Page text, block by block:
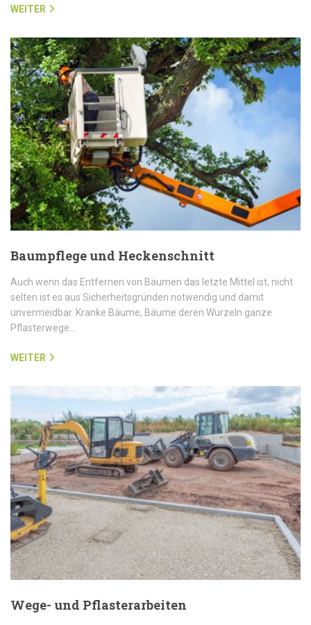
WEITER
Baumpflege und Heckenschnitt
Auch wenn das Entfernen von Bäumen das letzte Mittel ist, nicht
selten ist es aus Sicherheitsgründen notwendig und damit
unvermeidbar. Kranke Bäume, Bäume deren Wurzeln ganze
Pflasterwege…
WEITER
Wege- und Pflasterarbeiten